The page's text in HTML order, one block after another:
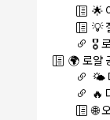
🌟
💡
🎖️
🌍 로얄
🌤️
🔥
🌐